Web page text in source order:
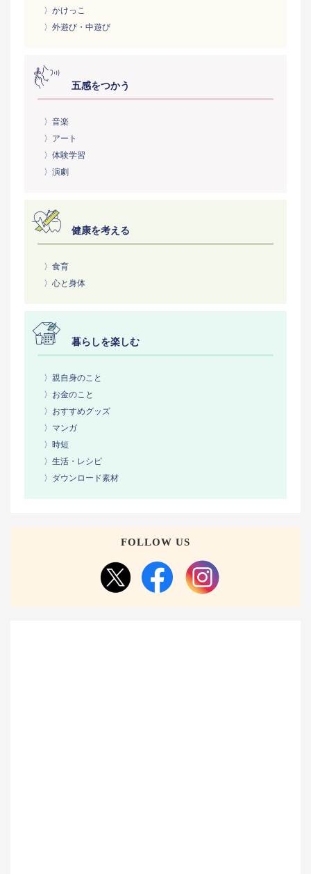
〉かけっこ
〉外遊び・中遊び
五感をつかう
〉音楽
〉アート
〉体験学習
〉演劇
健康を考える
〉食育
〉心と身体
暮らしを楽しむ
〉親自身のこと
〉お金のこと
〉おすすめグッズ
〉マンガ
〉時短
〉生活・レシピ
〉ダウンロード素材
FOLLOW US